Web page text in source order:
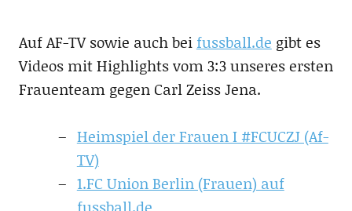
Auf AF-TV sowie auch bei fussball.de gibt es
Videos mit Highlights vom 3:3 unseres ersten
Frauenteam gegen Carl Zeiss Jena.
Heimspiel der Frauen I #FCUCZJ (Af-
TV)
1.FC Union Berlin (Frauen) auf